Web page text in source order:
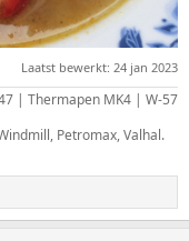
Laatst bewerkt: 24 jan 2023
| Thermapen MK4 | W-57
Petromax, Valhal.